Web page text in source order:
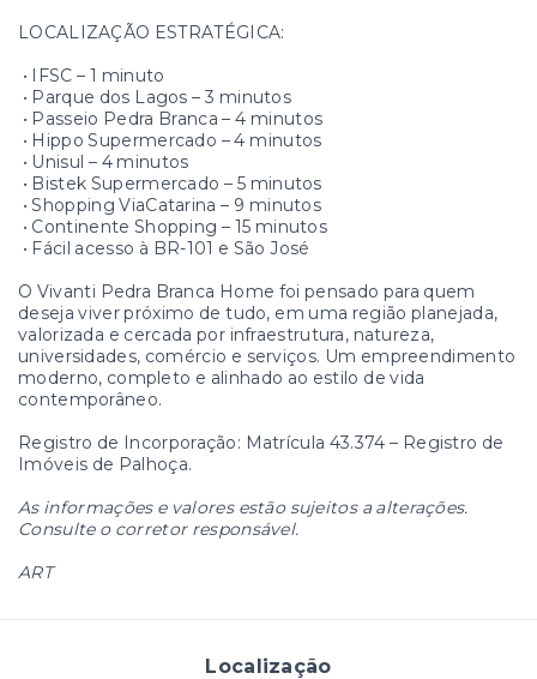
LOCALIZAÇÃO ESTRATÉGICA:
• IFSC – 1 minuto
• Parque dos Lagos – 3 minutos
• Passeio Pedra Branca – 4 minutos
• Hippo Supermercado – 4 minutos
• Unisul – 4 minutos
• Bistek Supermercado – 5 minutos
• Shopping ViaCatarina – 9 minutos
• Continente Shopping – 15 minutos
• Fácil acesso à BR-101 e São José
O Vivanti Pedra Branca Home foi pensado para quem
deseja viver próximo de tudo, em uma região planejada,
valorizada e cercada por infraestrutura, natureza,
universidades, comércio e serviços. Um empreendimento
moderno, completo e alinhado ao estilo de vida
contemporâneo.
Registro de Incorporação: Matrícula 43.374 – Registro de
Imóveis de Palhoça.
As informações e valores estão sujeitos a alterações.
Consulte o corretor responsável.
ART
Localização